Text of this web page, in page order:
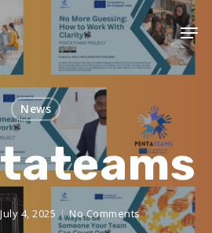
News
July 4, 2025 No Comments